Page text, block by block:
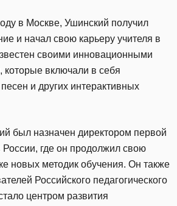
в Москве, Ушинский получил
и начал свою карьеру учителя в
своими инновационными
которые включали в себя
и других интерактивных
был назначен директором первой
России, где он продолжил свою
новых методик обучения. Он также
Российского педагогического
центром развития